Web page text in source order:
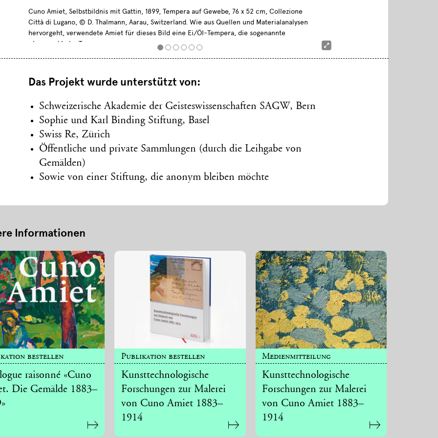
Cuno Amiet, Selbstbildnis mit Gattin, 1899, Tempera auf Gewebe, 76 x 52 cm, Collezione
Città di Lugano, © D. Thalmann, Aarau, Switzerland. Wie aus Quellen und Materialanalysen
hervorgeht, verwendete Amiet für dieses Bild eine Ei/Öl-Tempera, die sogenannte
«Lompeck’sche Tempera»
Das Projekt wurde unterstützt von:
Schweizerische Akademie der Geisteswissenschaften SAGW, Bern
Sophie und Karl Binding Stiftung, Basel
Swiss Re, Zürich
Öffentliche und private Sammlungen (durch die Leihgabe von
Gemälden)
Sowie von einer Stiftung, die anonym bleiben möchte
Informationen
bestellen
raisonné «Cuno
Die Gemälde 1883–
Publikation bestellen
Kunsttechnologische
Forschungen zur Malerei
von Cuno Amiet 1883–
1914
Medienmitteilung
Kunsttechnologische
Forschungen zur Malerei
von Cuno Amiet 1883–
1914